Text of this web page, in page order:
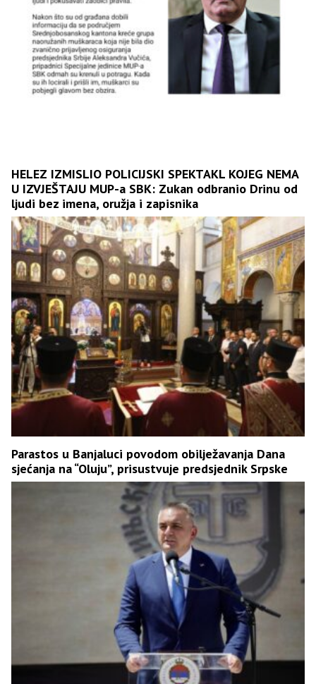
HELEZ IZMISLIO POLICIJSKI SPEKTAKL KOJEG NEMA
U IZVJEŠTAJU MUP-a SBK: Zukan odbranio Drinu od
ljudi bez imena, oružja i zapisnika
Parastos u Banjaluci povodom obilježavanja Dana
sjećanja na “Oluju”, prisustvuje predsjednik Srpske